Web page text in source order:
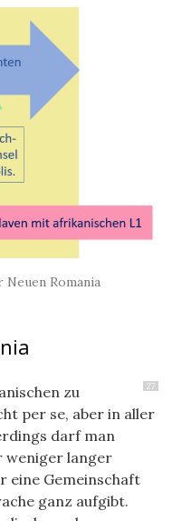
Romania
27
zu
per se, aber in aller
darf man
weniger langer
eine Gemeinschaft
ganz aufgibt.